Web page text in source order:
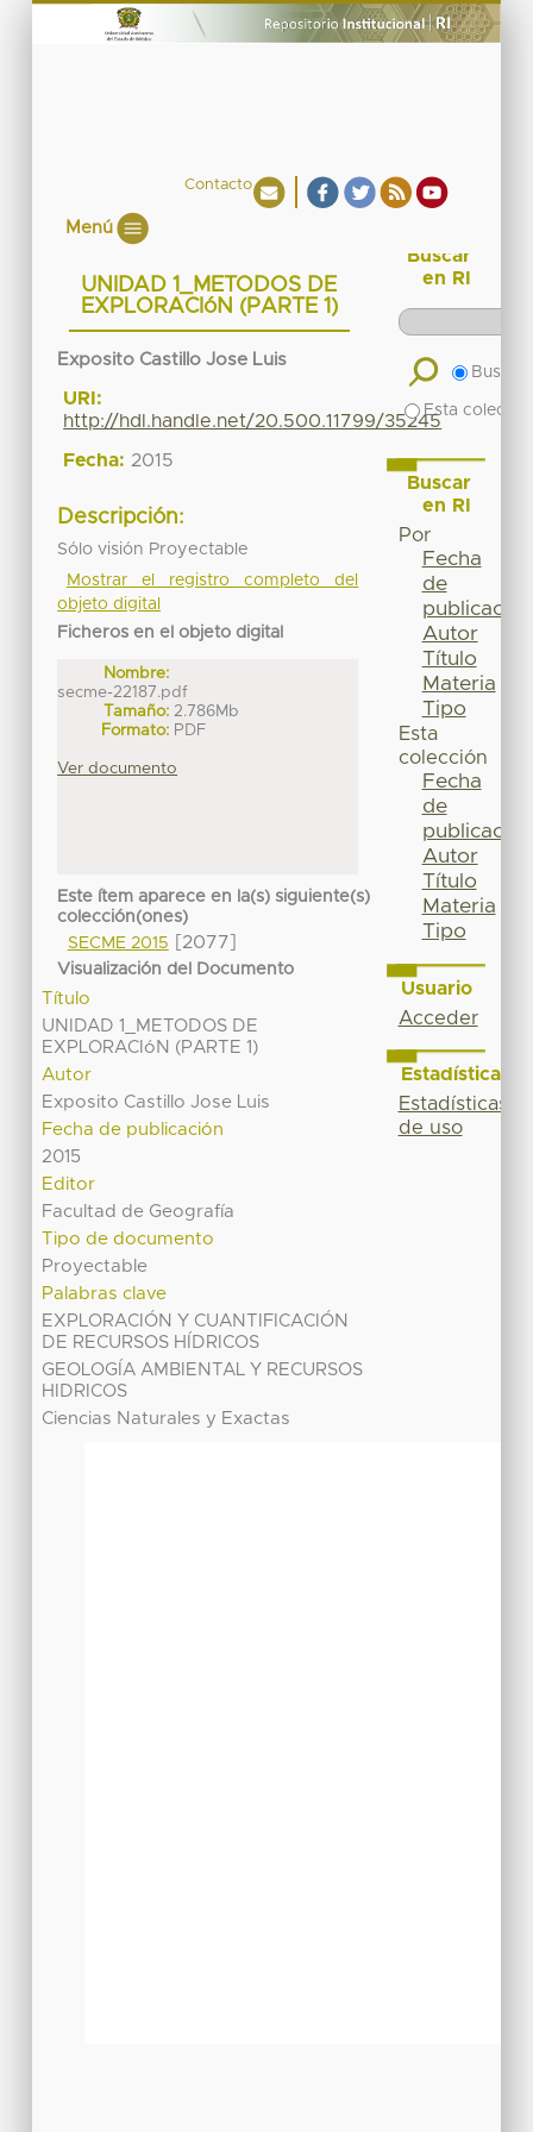
Contacto
Menú
UNIDAD 1_METODOS DE
EXPLORACIóN (PARTE 1)
Exposito Castillo Jose Luis
URI:
http://hdl.handle.net/20.500.11799/35245
Fecha: 2015
Descripción:
Sólo visión Proyectable
Mostrar el registro completo del
objeto digital
Ficheros en el objeto digital
Nombre:
secme-22187.pdf
Tamaño: 2.786Mb
Formato: PDF
Ver documento
Este ítem aparece en la(s) siguiente(s)
colección(ones)
SECME 2015
[2077]
Visualización del Documento
Título
UNIDAD 1_METODOS DE
EXPLORACIóN (PARTE 1)
Autor
Exposito Castillo Jose Luis
Fecha de publicación
2015
Editor
Facultad de Geografía
Tipo de documento
Proyectable
Palabras clave
EXPLORACIÓN Y CUANTIFICACIÓN
DE RECURSOS HÍDRICOS
GEOLOGÍA AMBIENTAL Y RECURSOS
HIDRICOS
Ciencias Naturales y Exactas
Buscar
en RI
Buscar
Esta
Buscar
en RI
Por
Fecha
de
publicación
Autor
Título
Materia
Tipo
Esta
colección
Fecha
de
publicación
Autor
Título
Materia
Tipo
Usuario
Acceder
Estadísticas
Estadísticas
de uso